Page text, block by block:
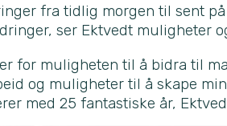
fra tidlig morgen til sent
ser Ektvedt muligheter
for muligheten til å bidra til
og muligheter til å skape
med 25 fantastiske år,